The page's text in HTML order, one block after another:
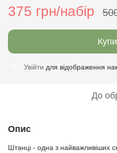
375 грн/набір
Увійти для відображення
До
Опис
Штанці - одна з найважливіших